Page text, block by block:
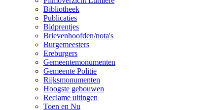
Bibliotheek
Publicaties
Bidprentjes
Brievenhoofden/nota's
Burgemeesters
Ereburgers
Gemeentemonumenten
Gemeente Politie
Rijksmonumenten
Hoogste gebouwen
Reclame uitingen
Toen en Nu